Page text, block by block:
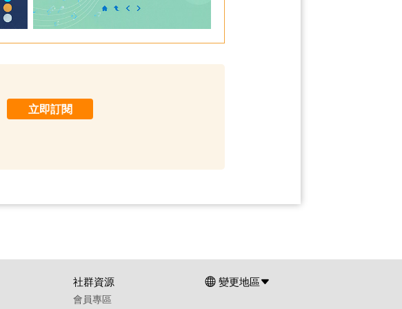
立即訂閱
社群資源
會員專區
變更地區